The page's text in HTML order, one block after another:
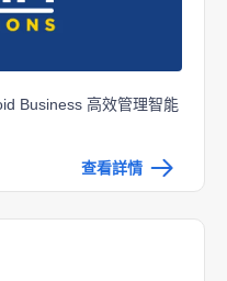
Business 高效管理智能
查看詳情